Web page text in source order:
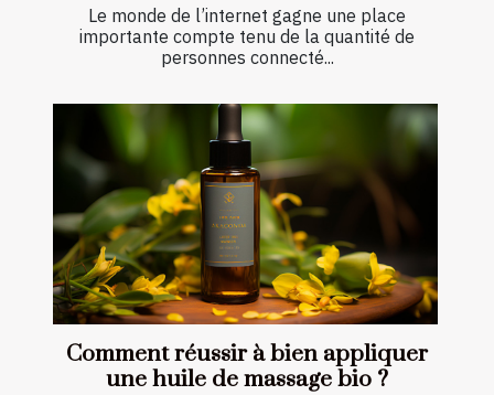
Le monde de l’internet gagne une place
importante compte tenu de la quantité de
personnes connecté...
Comment réussir à bien appliquer
une huile de massage bio ?